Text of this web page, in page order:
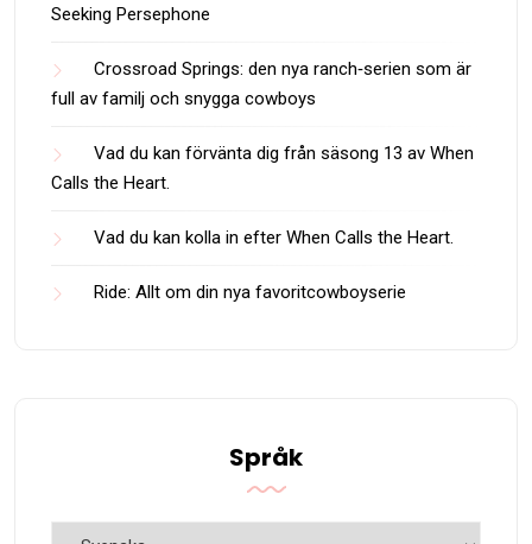
Seeking Persephone
Crossroad Springs: den nya ranch‑serien som är
full av familj och snygga cowboys
Vad du kan förvänta dig från säsong 13 av When
Calls the Heart.
Vad du kan kolla in efter When Calls the Heart.
Ride: Allt om din nya favoritcowboyserie
Språk
Språk